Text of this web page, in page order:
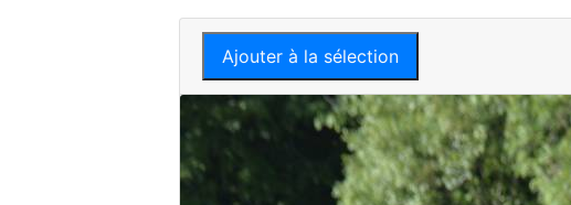
Ajouter à la sélection